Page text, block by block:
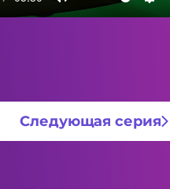
Mute
Следующая серия